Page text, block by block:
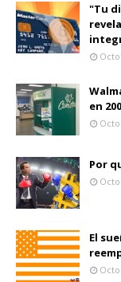
"Tu
en
Por
El